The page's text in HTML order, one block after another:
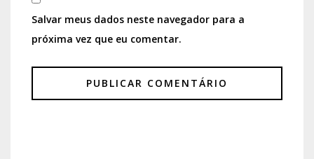
Salvar meus dados neste navegador para a
próxima vez que eu comentar.